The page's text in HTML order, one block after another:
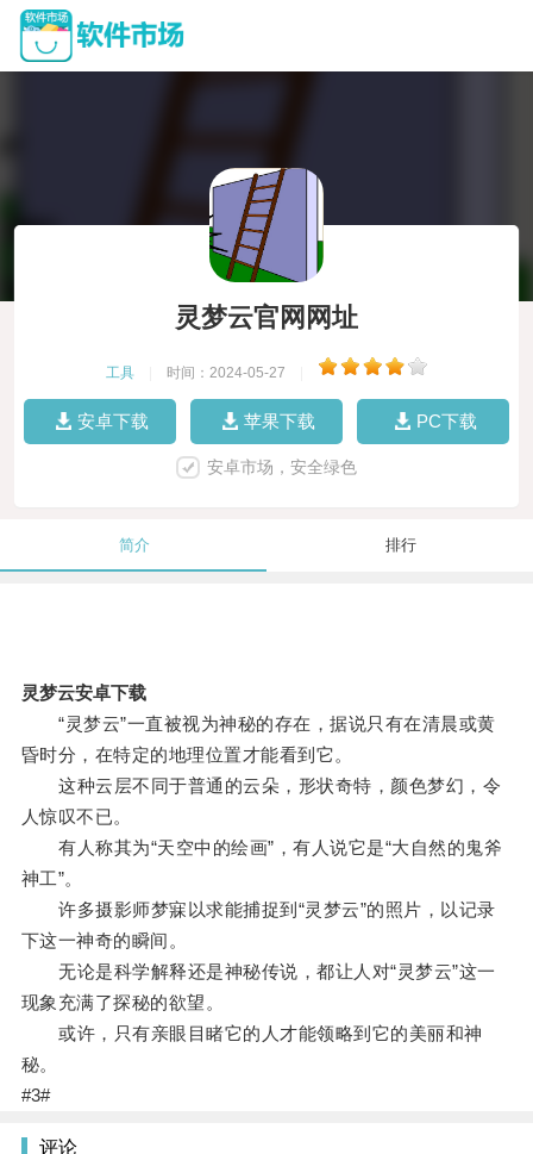
灵梦云官网网址
工具 时间：2024-05-27
安卓下载 苹果下载 PC下载
安卓市场，安全绿色
简介 排行
灵梦云安卓下载
“灵梦云”一直被视为神秘的存在，据说只有在清晨或黄
昏时分，在特定的地理位置才能看到它。
这种云层不同于普通的云朵，形状奇特，颜色梦幻，令
人惊叹不已。
有人称其为“天空中的绘画”，有人说它是“大自然的鬼斧
神工”。
许多摄影师梦寐以求能捕捉到“灵梦云”的照片，以记录
下这一神奇的瞬间。
无论是科学解释还是神秘传说，都让人对“灵梦云”这一
现象充满了探秘的欲望。
或许，只有亲眼目睹它的人才能领略到它的美丽和神
秘。
#3#
评论